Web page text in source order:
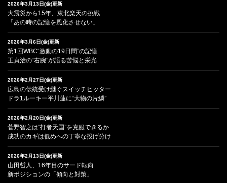
2026年3月13日(金)更新
大震災から15年、東北楽天の挑戦
「あの時の記憶を風化させない」
2026年3月6日(金)更新
第1回WBC“激動の19日間”の記憶
王貞治の“右腕”が語る苦悩と栄光
2026年2月27日(金)更新
広島の伝統受け継ぐスイッチヒッター
ドラ1ルーキー平川蓮に“大物の片鱗”
2026年2月20日(金)更新
菅野智之は“打者天国”を克服できるか
成功のカギは低めへの丁寧な投げ分け
2026年2月13日(金)更新
山田哲人、16年目のサード転向
新ポジションの「傾向と対策」